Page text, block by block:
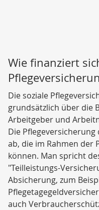
Wie finanziert
Die soziale
grundsätzlich über die
Arbeitgeber und
Die
ab, die im Rahmen der
können. Man spricht
"Teilleistungs-
Absicherung, zum
auch